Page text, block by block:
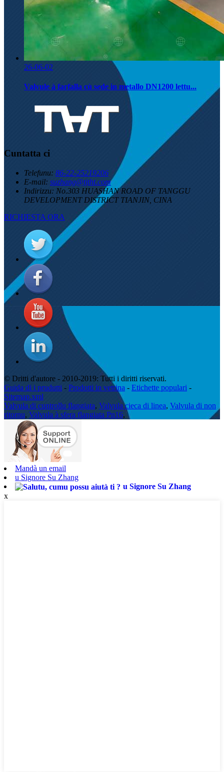
26-06-02
Valvule à farfalla cù sede in metallo DN1200 lettu...
Cuntatta ci
Telefunu: 86-22-25219206
E-mail: suzhang@tjtht.com
Indirizzu: No.303 HUASHAN ROAD OF TANGGU
DEVELOPMENT DISTRICT TIANJIN, CINA
RICHIESTA ORA
© Dritti d'autore - 2010-2019: Tutti i diritti riservati.
Guida di i prudutti - Prodotti in vetrina - Etichette populari -
Sitemap.xml
Valvula di cuntrollu flangiata, Valvula cieca di linea, Valvula di non
ritornu, Valvula à sfera flangiata Pn16,
Mandà un email
u Signore Su Zhang
u Signore Su Zhang
x